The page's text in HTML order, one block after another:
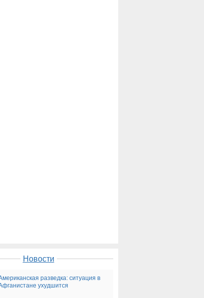
Новости
разведка: ситуация в
ухудшится